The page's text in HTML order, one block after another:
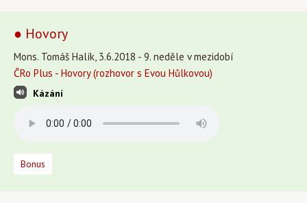
● Hovory
Mons. Tomáš Halík, 3.6.2018 - 9. neděle v mezidobí
ČRo Plus - Hovory (rozhovor s Evou Hůlkovou)
Kázání
Bonus